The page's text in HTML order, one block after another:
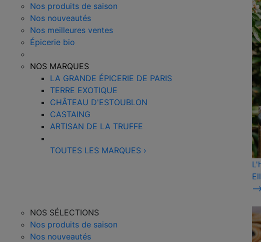
Nos produits de saison
Nos nouveautés
Nos meilleures ventes
Épicerie bio
NOS MARQUES
LA GRANDE ÉPICERIE DE PARIS
TERRE EXOTIQUE
CHÂTEAU D'ESTOUBLON
CASTAING
ARTISAN DE LA TRUFFE
TOUTES LES MARQUES ›
NOS SÉLECTIONS
Nos produits de saison
Nos nouveautés